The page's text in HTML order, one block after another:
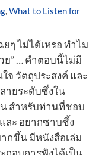
,What to Listen for
ๆ ไม่ได้เหรอ ทำไม
ย” … คำตอบนี้ไม่มี
จ วัตถุประสงค์ และ
ายระดับซึ่งใน
สำหรับท่านที่ชอบ
ละ อยากซาบซึ้ง
กขึ้น มีหนังสือเล่ม